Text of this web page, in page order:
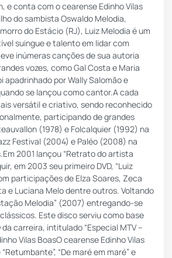
e conta com o cearense Edinho Vilas
do sambista Oswaldo Melodia,
do Estácio (RJ), Luiz Melodia é um
suingue e talento em lidar com
inúmeras canções de sua autoria
vozes, como Gal Costa e Maria
apadrinhado por Wally Salomão e
se lançou como cantor.A cada
versátil e criativo, sendo reconhecido
participando de grandes
(1978) e Folcalquier (1992) na
Festival (2004) e Paléo (2008) na
2001 lançou “Retrato do artista
em 2003 seu primeiro DVD, “Luiz
participações de Elza Soares, Zeca
e Luciana Melo dentre outros. Voltando
Melodia” (2007) entregando-se
Este disco serviu como base
da carreira, intitulado “Especial MTV –
Vilas BoasO cearense Edinho Vilas
“De maré em maré” e